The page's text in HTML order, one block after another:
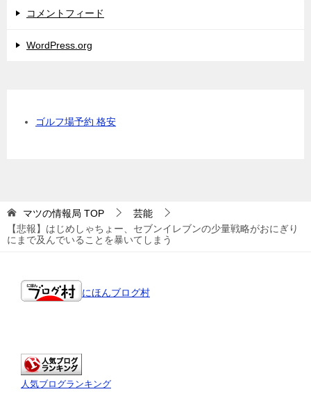
コメントフィード
WordPress.org
ゴルフ場予約 格安
マツの情報局 TOP
芸能
【悲報】はじめしゃちょー、セブンイレブンの少量戦略がおにぎり
にまで及んでいることを暴いてしまう
にほんブログ村
人気ブログランキング